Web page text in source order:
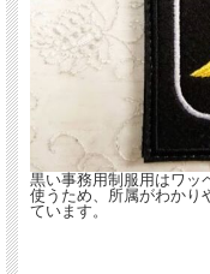
黒い事務用制服用はワッ
使うため、所属がわかり
ています。